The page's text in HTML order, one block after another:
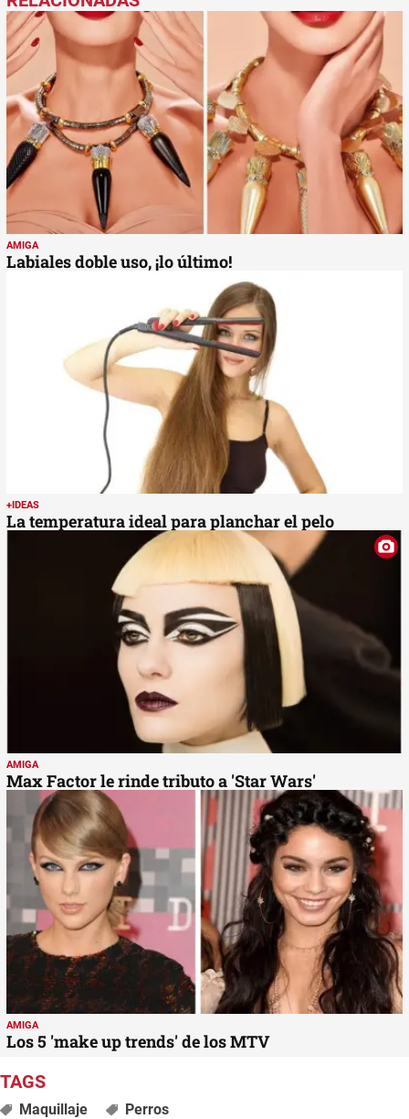
AMIGA
Labiales doble uso, ¡lo último!
+IDEAS
La temperatura ideal para planchar el pelo
AMIGA
Max Factor le rinde tributo a 'Star Wars'
AMIGA
Los 5 'make up trends' de los MTV
Maquillaje Perros